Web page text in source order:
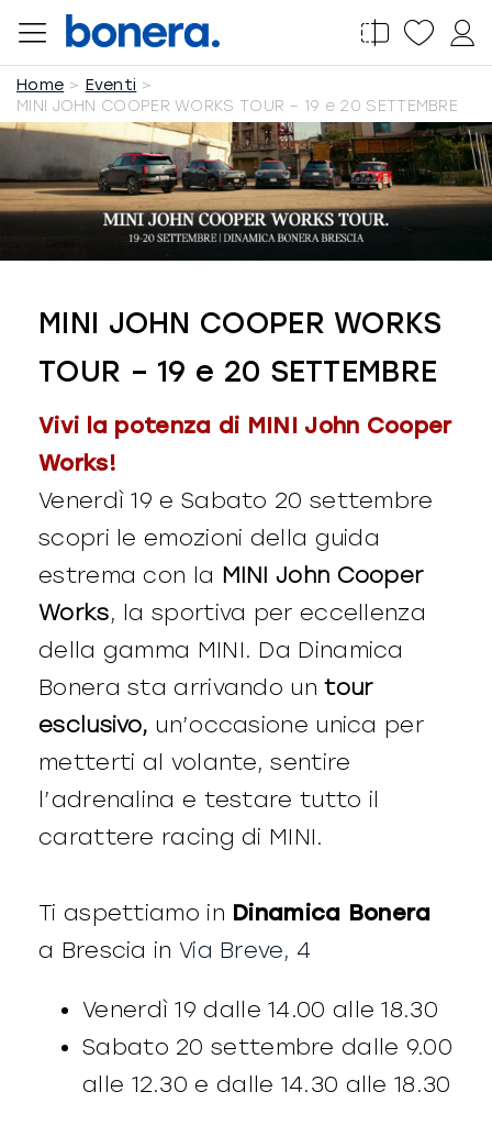
Salta
contenuto
Home
Eventi
MINI JOHN COOPER WORKS TOUR – 19 e 20 SETTEMBRE
MINI JOHN COOPER WORKS
TOUR – 19 e 20 SETTEMBRE
Vivi la potenza di MINI John Cooper
Works!
Venerdì 19 e Sabato 20 settembre
scopri le emozioni della guida
estrema con la MINI John Cooper
Works, la sportiva per eccellenza
della gamma MINI. Da Dinamica
Bonera sta arrivando untour
esclusivo, un’occasione unica per
metterti al volante, sentire
l’adrenalina e testare tutto il
carattere racing di MINI.
Ti aspettiamo in Dinamica Bonera
a Brescia in Via Breve, 4
Venerdì 19 dalle 14.00 alle 18.30
Sabato 20 settembre dalle 9.00
alle 12.30 e dalle 14.30 alle 18.30